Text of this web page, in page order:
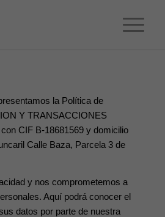
la Política de
Y TRANSACCIONES
CIF B-18681569 y domicilio
Calle Baza, Parcela 3 de
y nos comprometemos a
Aquí podrá conocer el
datos por parte de nuestra